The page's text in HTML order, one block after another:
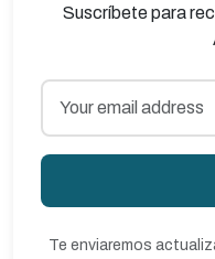
Suscríbete para
Te enviaremos